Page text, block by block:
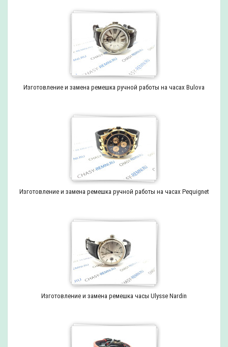
Изготовление и замена ремешка ручной работы на часах Bulova
Изготовление и замена ремешка ручной работы на часах Pequignet
Изготовление и замена ремешка часы Ulysse Nardin